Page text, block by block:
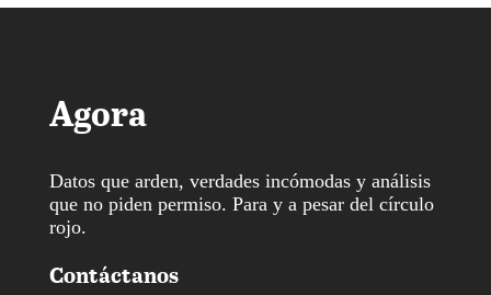
Agora
Datos que arden, verdades incómodas y análisis
que no piden permiso. Para y a pesar del círculo
rojo.
Contáctanos